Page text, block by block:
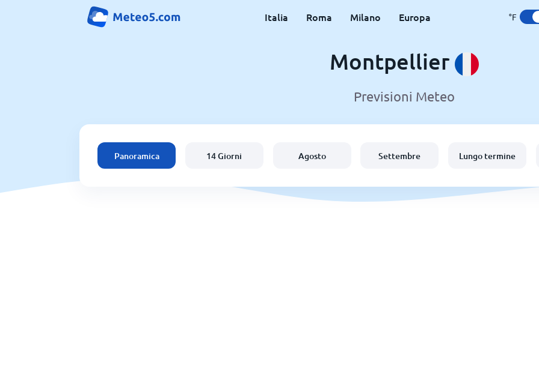
Italia Roma Milano Europa °F
Montpellier
Previsioni Meteo
Panoramica 14 Giorni Agosto Settembre Lungo termine